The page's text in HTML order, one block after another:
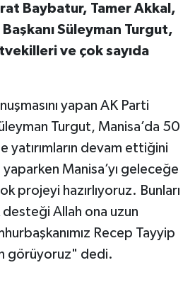
Baybatur, Tamer Akkal,
Süleyman Turgut,
ve çok sayıda
yapan AK Parti
Turgut, Manisa’da 50
yatırımların devam ettiğini
Manisa’yı geleceğe
projeyi hazırlıyoruz. Bunları
Allah ona uzun
Recep Tayyip
görüyoruz" dedi.